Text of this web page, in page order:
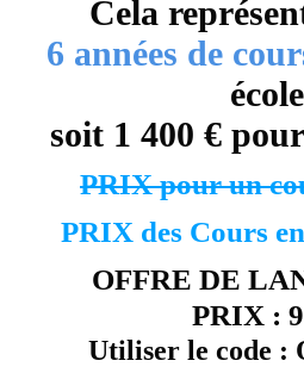
Cela
6 années de
école
soit 1 400 €
PRIX pour un
PRIX des Cours
OFFRE DE
PRIX :
Utiliser le code :